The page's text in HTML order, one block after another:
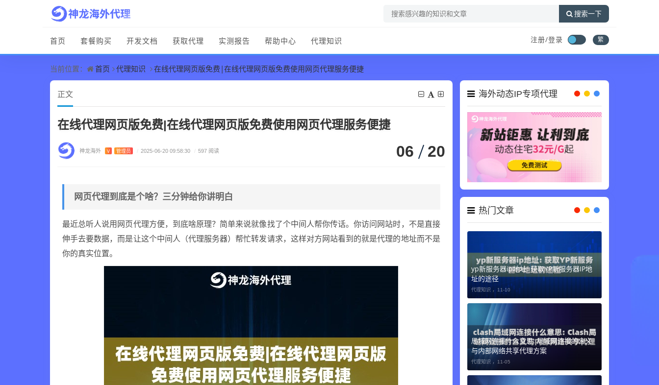
搜索一下
首页 套餐购买 开发文档 获取代理 实测报告 帮助中心 代理知识 注册/登录 繁
当前位置： 首页 代理知识 在线代理网页版免费|在线代理网页版免费使用网页代理服务便捷
正文
在线代理网页版免费|在线代理网页版免费使用网页代理服务便捷
神龙海外 V 管理员 / 2025-06-20 09:58:30 / 597 阅读 06 20
网页代理到底是个啥？三分钟给你讲明白
最近总听人说用网页代理方便，到底啥原理？简单来说就像找了个中间人帮你传话。你访问网站时，不是直接
伸手去要数据，而是让这个中间人（代理服务器）帮忙转发请求，这样对方网站看到的就是代理的地址而不是
你的真实位置。
海外动态IP专项代理
热门文章
yp新服务器ip地址: 获取YP新服务器IP地
址的途径
代理知识 ， 11-10
局域网连接什么意思: 局域网连接的含义
与内部网络共享代理方案
代理知识 ， 11-05